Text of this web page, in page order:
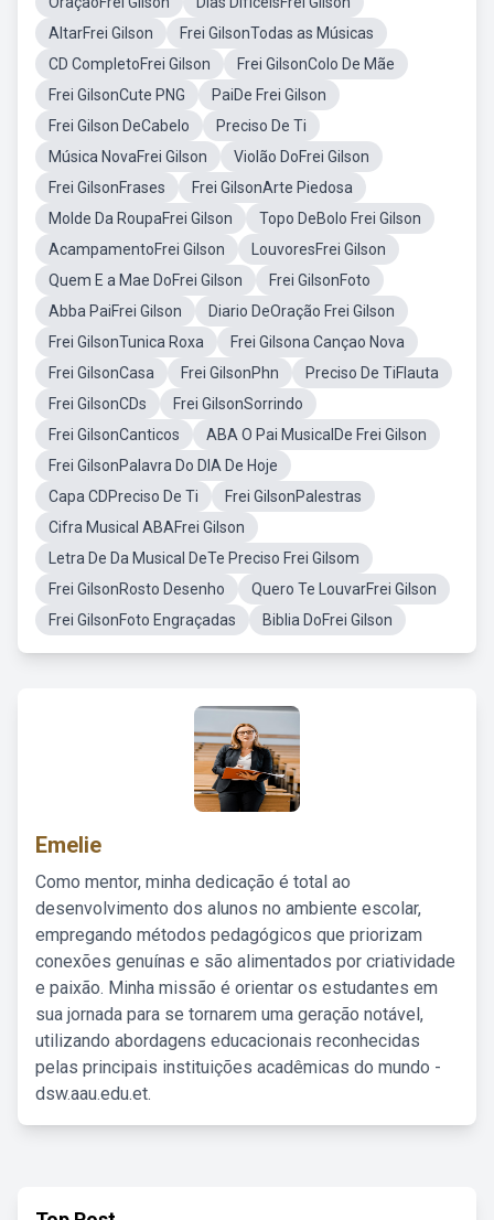
AltarFrei Gilson
Frei GilsonTodas as Músicas
CD CompletoFrei Gilson
Frei GilsonColo De Mãe
Frei GilsonCute PNG
PaiDe Frei Gilson
Frei Gilson DeCabelo
Preciso De Ti
Música NovaFrei Gilson
Violão DoFrei Gilson
Frei GilsonFrases
Frei GilsonArte Piedosa
Molde Da RoupaFrei Gilson
Topo DeBolo Frei Gilson
AcampamentoFrei Gilson
LouvoresFrei Gilson
Quem E a Mae DoFrei Gilson
Frei GilsonFoto
Abba PaiFrei Gilson
Diario DeOração Frei Gilson
Frei GilsonTunica Roxa
Frei Gilsona Cançao Nova
Frei GilsonCasa
Frei GilsonPhn
Preciso De TiFlauta
Frei GilsonCDs
Frei GilsonSorrindo
Frei GilsonCanticos
ABA O Pai MusicalDe Frei Gilson
Frei GilsonPalavra Do DIA De Hoje
Capa CDPreciso De Ti
Frei GilsonPalestras
Cifra Musical ABAFrei Gilson
Letra De Da Musical DeTe Preciso Frei Gilsom
Frei GilsonRosto Desenho
Quero Te LouvarFrei Gilson
Frei GilsonFoto Engraçadas
Biblia DoFrei Gilson
Emelie
Como mentor, minha dedicação é total ao
desenvolvimento dos alunos no ambiente escolar,
empregando métodos pedagógicos que priorizam
conexões genuínas e são alimentados por criatividade
e paixão. Minha missão é orientar os estudantes em
sua jornada para se tornarem uma geração notável,
utilizando abordagens educacionais reconhecidas
pelas principais instituições acadêmicas do mundo -
dsw.aau.edu.et.